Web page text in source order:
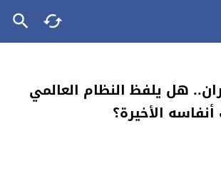
هل يلفظ النظام العالمي
الأخيرة؟